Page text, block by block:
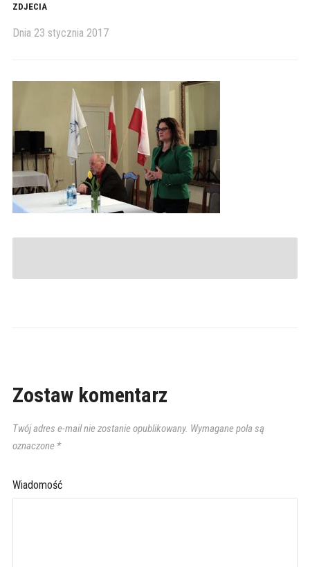
ZDJECIA
Dnia 23 stycznia 2017
Zostaw komentarz
Twój adres e-mail nie zostanie opublikowany. Wymagane pola są
oznaczone *
Wiadomość